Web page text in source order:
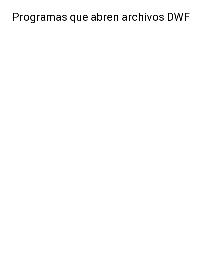
Programas que abren archivos DWF